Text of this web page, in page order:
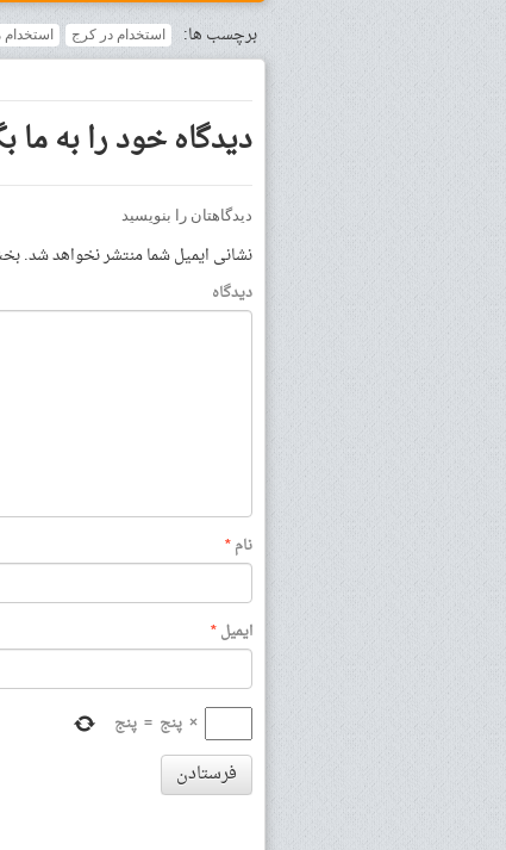
برچسب ها: استخدام در کرج
دیدگاه خود را به ما
دیدگاهتان را بنویسید
نشانی ایمیل شما منتشر نخواهد شد.
دیدگاه
نام*
ایمیل*
× پنج = پنج
فرستادن